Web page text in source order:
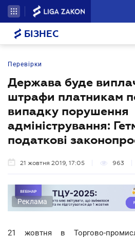
БІЗНЕС
Перевірки
Держава буде
штрафи платникам
випадку порушення
адміністрування:
податкові
21 жовтня 2019, 17:05 963
Реклама
21 жовтня в Торгово-